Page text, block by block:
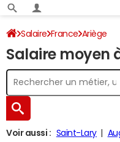
Salaire France Ariège
Salaire moyen
Voir aussi : Saint-Lary